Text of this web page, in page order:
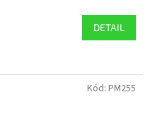
DETAIL
Kód: PM255